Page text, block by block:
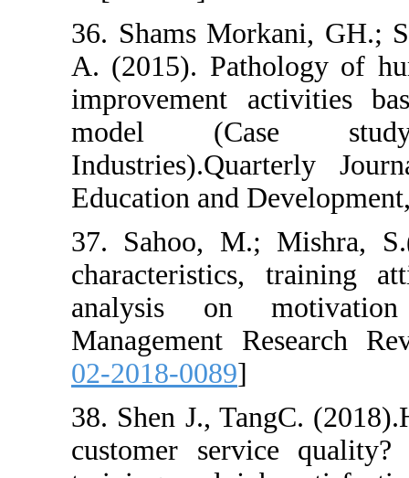
36. Shams
A. (2015).
improvement
model
Education and
37. Sahoo,
analysis on
Management
02-2018-0089
38. Shen J.,
customer